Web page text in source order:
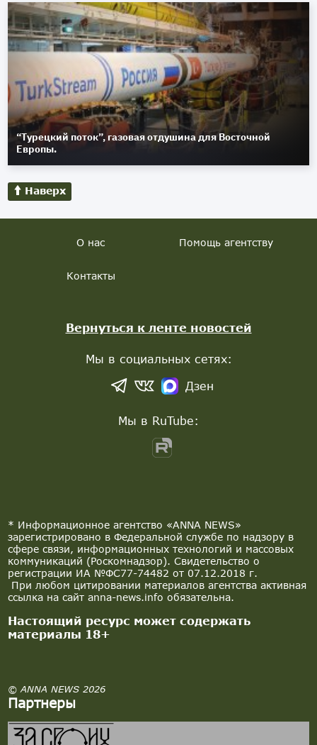
“Турецкий поток”, газовая отдушина для Восточной
Европы.
Наверх
* Информационное агентство «ANNA NEWS»
зарегистрировано в Федеральной службе по надзору в
сфере связи, информационных технологий и массовых
коммуникаций (Роскомнадзор). Свидетельство о
регистрации ИА №ФС77-74482 от 07.12.2018 г.
При любом цитировании материалов агентства активная
ссылка на сайт anna-news.info обязательна.
Настоящий ресурс может содержать
материалы 18+
© ANNA NEWS 2026
Партнеры
О нас Помощь агентству
Контакты
Вернуться к ленте новостей
Мы в социальных сетях:
Дзен
Мы в RuTube: